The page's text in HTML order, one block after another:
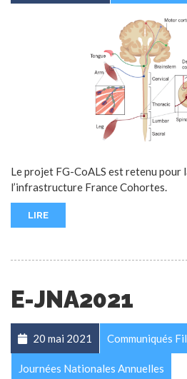
Le projet FG-CoALS est retenu pour
l’infrastructure France Cohortes.
LIRE
E-JNA2021
20 mai 2021 Communiqués
Journées Nationales Annuelles